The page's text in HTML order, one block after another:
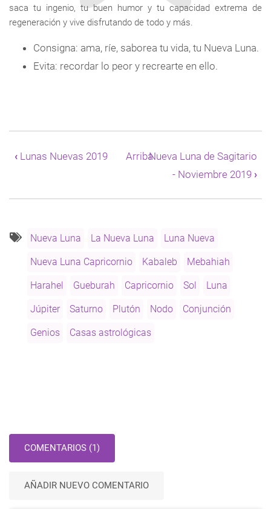
saca tu ingenio, tu buen humor y tu capacidad extrema de
regeneración y vive disfrutando de todo y más.
Consigna: ama, ríe, saborea tu vida, tu Nueva Luna.
Evita: recordar lo peor y recrearte en ello.
transversales
de
Luna
Capricornio
Diciembre
‹Lunas Nuevas 2019 ArribaNueva Luna de Sagitario
- Noviembre 2019 ›
Nueva Luna La Nueva Luna Luna Nueva
Nueva Luna Capricornio Kabaleb Mebahiah
Harahel Gueburah Capricornio Sol Luna
Júpiter Saturno Plutón Nodo Conjunción
Genios Casas astrológicas
COMENTARIOS (1)
AÑADIR NUEVO COMENTARIO